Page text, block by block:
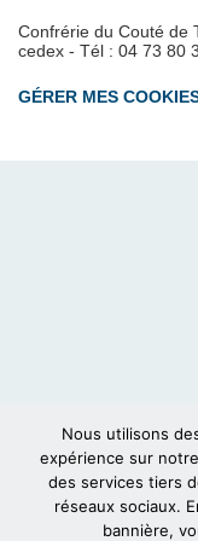
Confrérie du Couté de
cedex - Tél : 04 73 80
GÉRER MES
Nous utilisons
expérience sur
des services tiers
réseaux sociaux.
bannière,